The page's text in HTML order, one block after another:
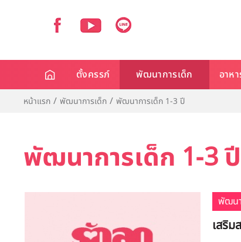
ตั้งครรภ์ พัฒนาการเด็ก อาห
หน้าแรก พัฒนาการเด็ก พัฒนาการเด็ก 1-3 ปี
พัฒนาการเด็ก 1-3 ปี
พัฒน
เสริ